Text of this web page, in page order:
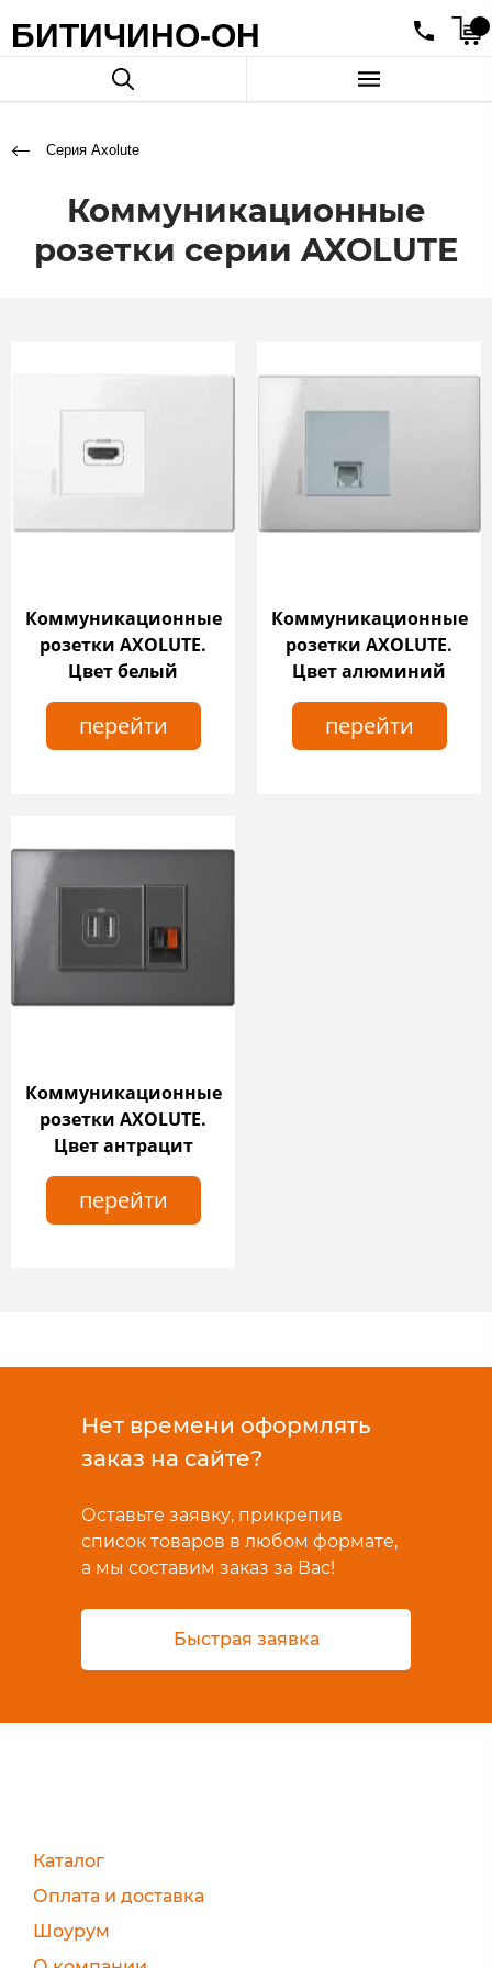
БИТИЧИНО-ОН
Серия Axolute
Коммуникационные
розетки серии AXOLUTE
Коммуникационные
розетки AXOLUTE.
Цвет белый
перейти
Коммуникационные
розетки AXOLUTE.
Цвет алюминий
перейти
Коммуникационные
розетки AXOLUTE.
Цвет антрацит
перейти
Нет времени оформлять
заказ на сайте?
Оставьте заявку, прикрепив
список товаров в любом формате,
а мы составим заказ за Вас!
Быстрая заявка
Каталог
Оплата и доставка
Шоурум